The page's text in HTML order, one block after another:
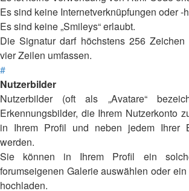
Es sind keine Internetverknüpfungen oder -
Es sind keine „Smileys“ erlaubt.
Die Signatur darf höchstens 256
vier Zeilen umfassen.
#
Nutzerbilder
Nutzerbilder (oft als „Avatare“
Erkennungsbilder, die Ihrem Nutzerkonto
in Ihrem Profil und neben jedem Ihrer
werden.
Sie können in Ihrem Profil ein
forumseigenen Galerie auswählen oder
hochladen.